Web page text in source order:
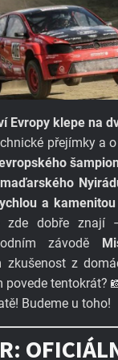
Evropy klepe na
přejímky a
maďarského
a
dobře znají
závodě
zkušenost z
povede tentokrát?
Budeme u toho!